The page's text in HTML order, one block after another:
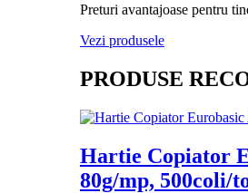
Preturi avantajoase pentru
Vezi produsele
PRODUSE
Hartie Copiator
80g/mp, 500coli/